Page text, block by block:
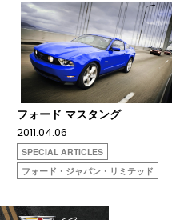
フォード マスタング
2011.04.06
SPECIAL ARTICLES
フォード・ジャパン・リミテッド